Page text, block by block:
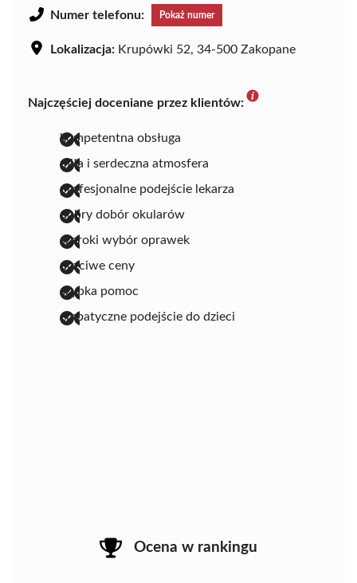
Numer telefonu: Pokaż numer
Lokalizacja: Krupówki 52, 34-500 Zakopane
Najczęściej doceniane przez klientów:
kompetentna obsługa
miła i serdeczna atmosfera
profesjonalne podejście lekarza
dobry dobór okularów
szeroki wybór oprawek
uczciwe ceny
szybka pomoc
empatyczne podejście do dzieci
Ocena w rankingu